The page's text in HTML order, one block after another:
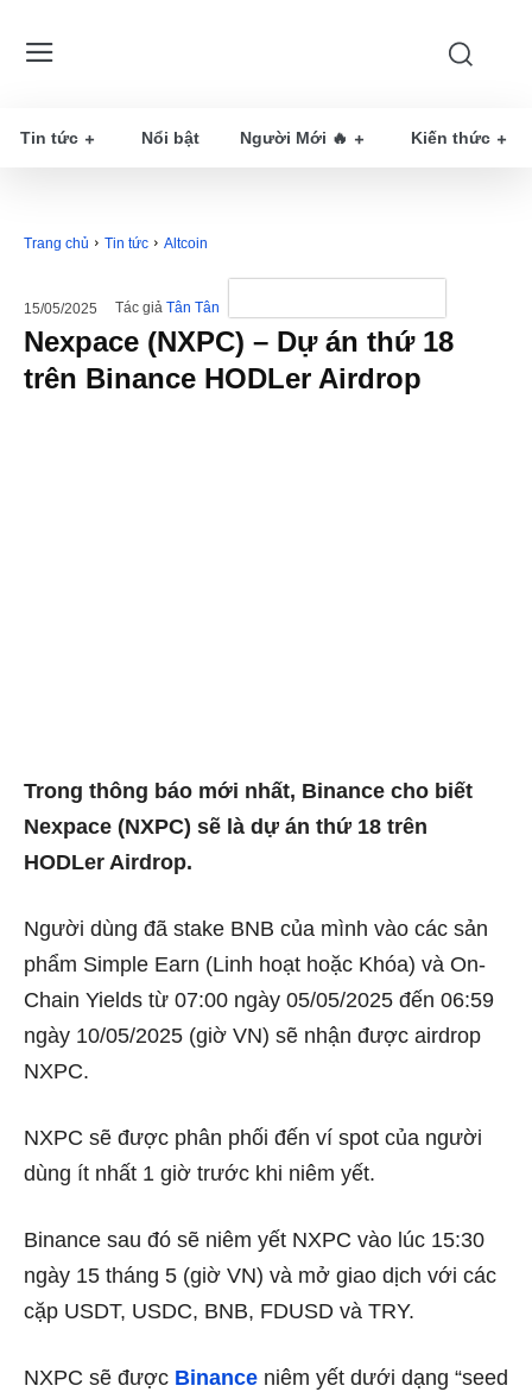
Tin tức Nổi bật Người Mới 🔥 Kiến thức
Trang chủ Tin tức Altcoin
15/05/2025 Tác giả Tân Tân
Nexpace (NXPC) – Dự án thứ 18
trên Binance HODLer Airdrop
Trong thông báo mới nhất, Binance cho biết
Nexpace (NXPC) sẽ là dự án thứ 18 trên
HODLer Airdrop.
Người dùng đã stake BNB của mình vào các sản
phẩm Simple Earn (Linh hoạt hoặc Khóa) và On-
Chain Yields từ 07:00 ngày 05/05/2025 đến 06:59
ngày 10/05/2025 (giờ VN) sẽ nhận được airdrop
NXPC.
NXPC sẽ được phân phối đến ví spot của người
dùng ít nhất 1 giờ trước khi niêm yết.
Binance sau đó sẽ niêm yết NXPC vào lúc 15:30
ngày 15 tháng 5 (giờ VN) và mở giao dịch với các
cặp USDT, USDC, BNB, FDUSD và TRY.
NXPC sẽ được Binance niêm yết dưới dạng “seed